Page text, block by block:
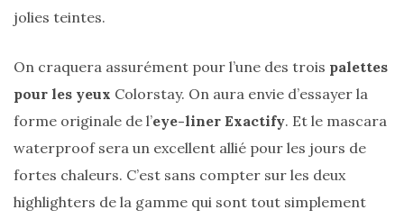
jolies teintes.
On craquera assurément pour l’une des trois palettes
pour les yeux Colorstay. On aura envie d’essayer la
forme originale de l’eye-liner Exactify. Et le mascara
waterproof sera un excellent allié pour les jours de
fortes chaleurs. C’est sans compter sur les deux
highlighters de la gamme qui sont tout simplement